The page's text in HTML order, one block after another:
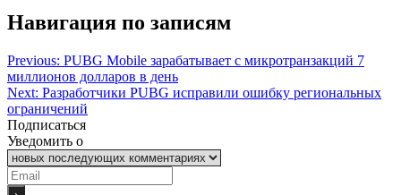
Навигация по записям
Previous: PUBG Mobile зарабатывает с микротранзакций 7
миллионов долларов в день
Next: Разработчики PUBG исправили ошибку региональных
ограничений
Подписаться
Уведомить о